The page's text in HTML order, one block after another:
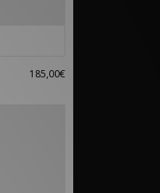
185,00€